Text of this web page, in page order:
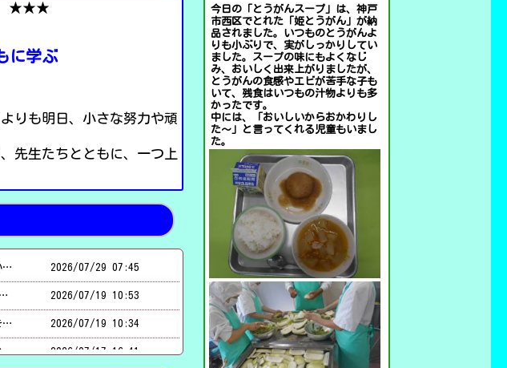
★★★
学ぶ
りも明日、小さな努力や頑
先生たちとともに、一つ上
【教職員 夏の研修】 夏休みに入り、教職員は様々な研修に参加しています。校内研修では人権研修、生徒指導研修、サキドリ研修、評価の研修、施設見学など…体育の研修では、実際に動き、体験しながら学びました。そして、各教科等の研修で全国大会に参加したり、教育実践研修に参加したりして自身のスキルアップに取り組んでいます。２学期からの授業で、少しでも活用できるように頑張ります。学校の整理をしたり、階段にワックスをかけたり、子供たちも教職員も快適に過ごせるように掃除もしています。 2026/07/29 07:45
の学級でもお楽しみ会が行われていました。廊下で何やら変装をしていたクラスもありました。どんなゲームをしていたのでしょうか。どのクラスからも楽しい笑い声が聞こえていました。笑顔で１学期を締めくくることができてよかったですね。 2026/07/19 10:53
【終業式 大掃除】 １学期の最終日に全校生で自分たちが使った校舎をピカピカにしていました。感謝の思いを込めて… 音楽の先生が、「音楽室を掃除していた児童がみんな良く動き、隅々まで綺麗に掃除をしていて嬉しい気持ちになった。」と言っていました。そんな話を聞くと、とても温かい気持ちになります。教室や廊下を掃除していた子供たちも、心を込めて掃除していた様子が伝わってきました。エアコンのフィルターも外で洗っていました。 2026/07/19 10:34
2026/07/17 16:41
今日の「とうがんスープ」は、神戸
市西区でとれた「姫とうがん」が納
品されました。いつものとうがんよ
りも小ぶりで、実がしっかりしてい
ました。スープの味にもよくなじ
み、おいしく出来上がりましたが、
とうがんの食感やエビが苦手な子も
いて、残食はいつもの汁物よりも多
かったです。
中には、「おいしいからおかわりし
た～」と言ってくれる児童もいまし
た。